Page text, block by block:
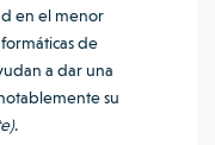
en el menor
de
a dar una
su
.